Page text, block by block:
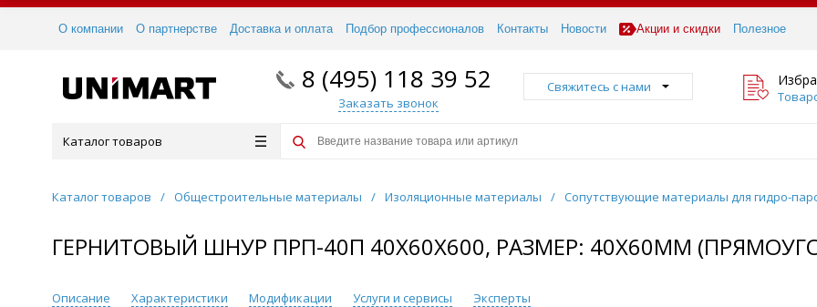
О компании О партнерстве Доставка и оплата Подбор профессионалов Контакты Новости Акции и скидки Полезное
8 (495) 118 39 52
Заказать звонок
Свяжитесь с нами
Каталог товаров
Каталог товаров / Общестроительные материалы / Изоляционные материалы / Сопутствующие материалы для гидро-
ГЕРНИТОВЫЙ ШНУР ПРП-40П 40X60X600, РАЗМЕР: 40Х60ММ
Описание Характеристики Модификации Услуги и сервисы Эксперты